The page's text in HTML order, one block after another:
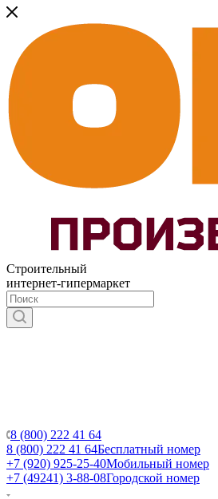
Строительный
интернет-гипермаркет
8 (800) 222 41 64
8 (800) 222 41 64Бесплатный номер
+7 (920) 925-25-40Мобильный номер
+7 (49241) 3-88-08Городской номер